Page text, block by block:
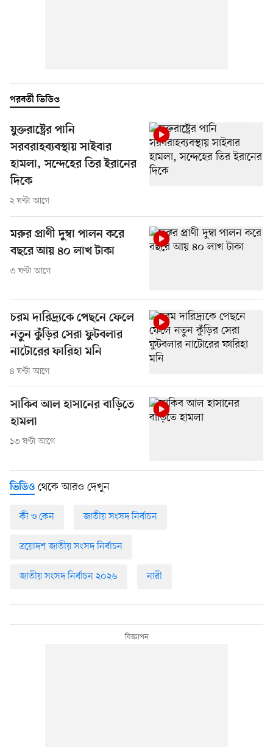
পরবর্তী ভিডিও
যুক্তরাষ্ট্রের পানি
সরবরাহব্যবস্থায় সাইবার
হামলা, সন্দেহের তির ইরানের
দিকে
২ ঘণ্টা আগে
মরুর প্রাণী দুম্বা পালন করে
বছরে আয় ৪০ লাখ টাকা
৩ ঘণ্টা আগে
চরম দারিদ্র্যকে পেছনে ফেলে
নতুন কুঁড়ির সেরা ফুটবলার
নাটোরের ফারিহা মনি
৪ ঘণ্টা আগে
সাকিব আল হাসানের বাড়িতে
হামলা
১৩ ঘণ্টা আগে
ভিডিও থেকে আরও দেখুন
কী ও কেন জাতীয় সংসদ নির্বাচন
ত্রয়োদশ জাতীয় সংসদ নির্বাচন
জাতীয় সংসদ নির্বাচন ২০২৬ নারী